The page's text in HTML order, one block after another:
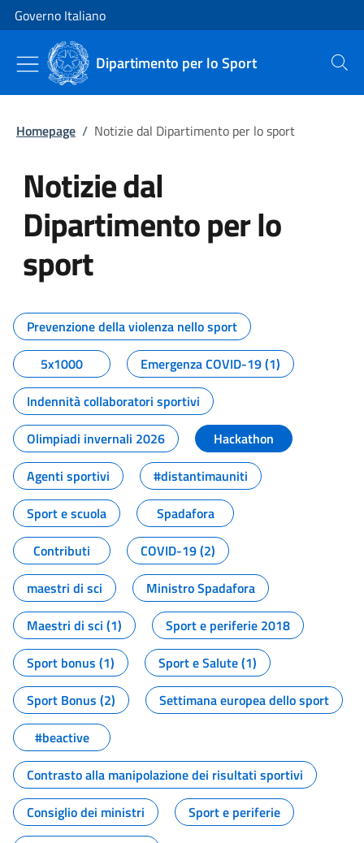
Vai al contenuto
Vai alla navigazione del sito
Governo Italiano
Dipartimento per lo Sport Cerca
Homepage / Notizie dal Dipartimento per lo sport
Notizie dal
Dipartimento per lo
sport
Tutti i contenuti della pagina
Prevenzione della violenza nello sport
5x1000
Emergenza COVID-19 (1)
Indennità collaboratori sportivi
Olimpiadi invernali 2026
Hackathon
Agenti sportivi
#distantimauniti
Sport e scuola
Spadafora
Contributi
COVID-19 (2)
maestri di sci
Ministro Spadafora
Maestri di sci (1)
Sport e periferie 2018
Sport bonus (1)
Sport e Salute (1)
Sport Bonus (2)
Settimana europea dello sport
#beactive
Contrasto alla manipolazione dei risultati sportivi
Consiglio dei ministri
Sport e periferie